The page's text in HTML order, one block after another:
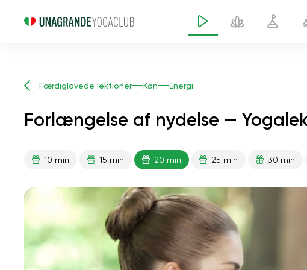
Færdiglavede lektioner Køn Energi
Forlængelse af nydelse —
10 min 15 min 20 min 25 min 30 min